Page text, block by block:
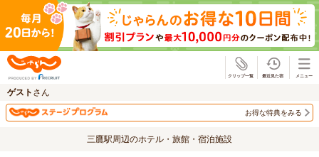
ゲスト さん
お得な特典をみる
三鷹駅周辺のホテル・旅館・宿泊施設